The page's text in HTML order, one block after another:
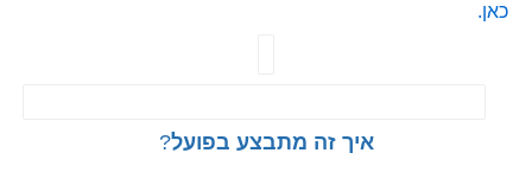
כאן.
איך זה מתבצע בפועל?